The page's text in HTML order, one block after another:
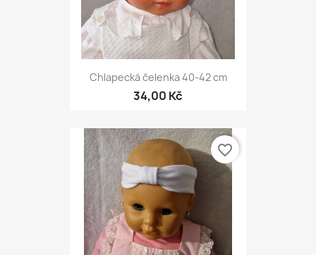
Chlapecká čelenka 40-42 cm
34,00 Kč
favorite_border